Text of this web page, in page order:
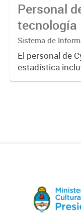
Personal
tecnología
Sistema de
Tecnología
El personal de
estadística
personas